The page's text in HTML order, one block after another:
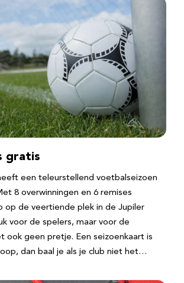
gratis
een teleurstellend voetbalseizoen
8 overwinningen en 6 remises
op de veertiende plek in de Jupiler
voor de spelers, maar voor de
ook geen pretje. Een seizoenkaart is
dan baal je als je club niet het…